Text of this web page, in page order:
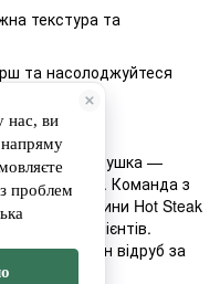
текстура та
та насолоджуйтеся
та Юрій Галушка —
Дніпра. Команда з
магазини Hot Steak
сотень клієнтів.
кожен відруб за